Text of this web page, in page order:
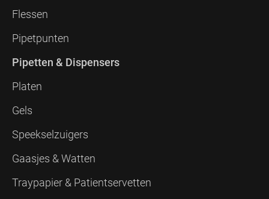
Flessen
Pipetpunten
Pipetten & Dispensers
Platen
Gels
Speekselzuigers
Gaasjes & Watten
Traypapier & Patientservetten